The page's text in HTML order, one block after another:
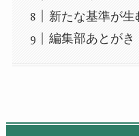
新たな基準が生
編集部あとがき